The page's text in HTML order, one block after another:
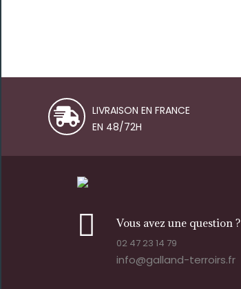
LIVRAISON EN FRANCE
EN 48/72H
Vous avez une question ?
02 47 23 14 79
info@galland-terroirs.fr